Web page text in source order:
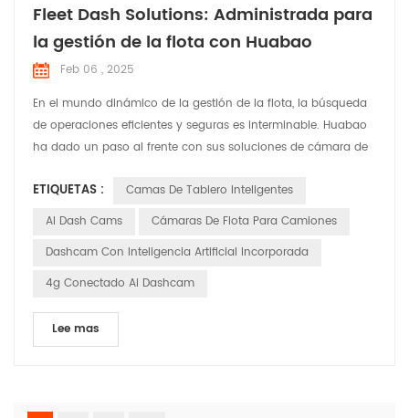
Fleet Dash Solutions: Administrada para
la gestión de la flota con Huabao
Feb 06 , 2025
En el mundo dinámico de la gestión de la flota, la búsqueda
de operaciones eficientes y seguras es interminable. Huabao
ha dado un paso al frente con sus soluciones de cámara de
desafíos específicos que enfrentan los gerentes de flota. Deje
que â s explore cómo estas soluciones están marcando la
ETIQUETAS :
Camas De Tablero Inteligentes
AI Dash Cams
Cámaras De Flota Para Camiones
Dashcam Con Inteligencia Artificial Incorporada
4g Conectado Ai Dashcam
Lee mas